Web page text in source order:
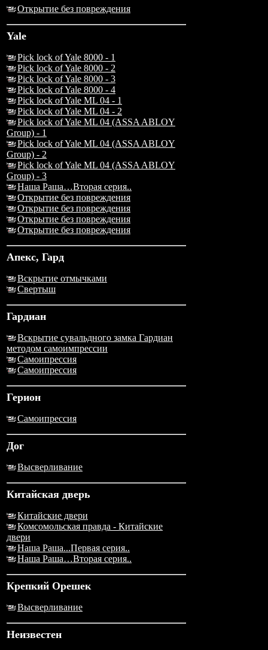
Открытие без повреждения
Yale
Pick lock of Yale 8000 - 1
Pick lock of Yale 8000 - 2
Pick lock of Yale 8000 - 3
Pick lock of Yale 8000 - 4
Pick lock of Yale ML 04 - 1
Pick lock of Yale ML 04 - 2
Pick lock of Yale ML 04 (ASSA ABLOY
Group) - 1
Pick lock of Yale ML 04 (ASSA ABLOY
Group) - 2
Pick lock of Yale ML 04 (ASSA ABLOY
Group) - 3
Наша Раша…Вторая серия..
Открытие без повреждения
Открытие без повреждения
Открытие без повреждения
Открытие без повреждения
Апекс, Гард
Вскрытие отмычками
Свертыш
Гардиан
Вскрытие сувальдного замка Гардиан
методом самоимпрессии
Самоипрессия
Самоипрессия
Герион
Самоипрессия
Дог
Высверливание
Китайская дверь
Китайские двери
Комсомольская правда - Китайские
двери
Наша Раша...Первая серия..
Наша Раша…Вторая серия..
Крепкий Орешек
Высверливание
Неизвестен